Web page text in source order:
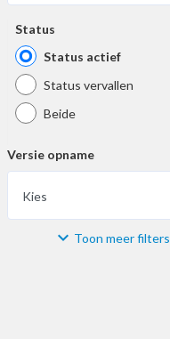
Status
Status actief
Status vervallen
Beide
Versie opname
Kies
Materiaal Toon meer filters